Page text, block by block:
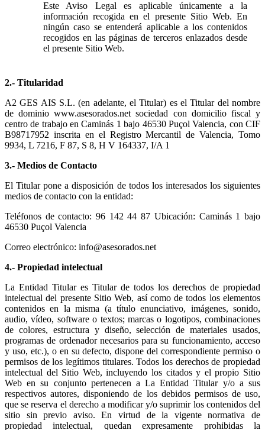
Este Aviso Legal es aplicable únicamente a la
información recogida en el presente Sitio Web. En
ningún caso se entenderá aplicable a los contenidos
recogidos en las páginas de terceros enlazados desde
el presente Sitio Web.
2.- Titularidad
A2 GES AIS S.L. (en adelante, el Titular) es el Titular del nombre
de dominio www.asesorados.net sociedad con domicilio fiscal y
centro de trabajo en Caminás 1 bajo 46530 Puçol Valencia, con CIF
B98717952 inscrita en el Registro Mercantil de Valencia, Tomo
9934, L 7216, F 87, S 8, H V 164337, I/A 1
3.- Medios de Contacto
El Titular pone a disposición de todos los interesados los siguientes
medios de contacto con la entidad:
Teléfonos de contacto: 96 142 44 87 Ubicación: Caminás 1 bajo
46530 Puçol Valencia
Correo electrónico: info@asesorados.net
4.- Propiedad intelectual
La Entidad Titular es Titular de todos los derechos de propiedad
intelectual del presente Sitio Web, así como de todos los elementos
contenidos en la misma (a título enunciativo, imágenes, sonido,
audio, vídeo, software o textos; marcas o logotipos, combinaciones
de colores, estructura y diseño, selección de materiales usados,
programas de ordenador necesarios para su funcionamiento, acceso
y uso, etc.), o en su defecto, dispone del correspondiente permiso o
permisos de los legítimos titulares. Todos los derechos de propiedad
intelectual del Sitio Web, incluyendo los citados y el propio Sitio
Web en su conjunto pertenecen a La Entidad Titular y/o a sus
respectivos autores, disponiendo de los debidos permisos de uso,
que se reserva el derecho a modificar y/o suprimir los contenidos del
sitio sin previo aviso. En virtud de la vigente normativa de
propiedad intelectual, quedan expresamente prohibidas la